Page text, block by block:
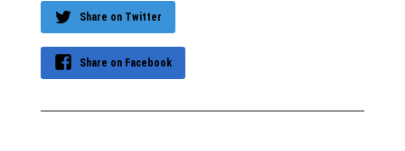
Share on Twitter
Share on Facebook